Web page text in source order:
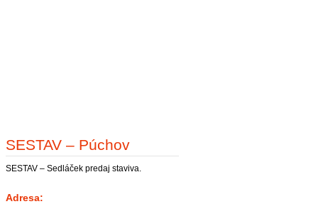
SESTAV – Púchov
SESTAV – Sedláček predaj staviva.
Adresa: